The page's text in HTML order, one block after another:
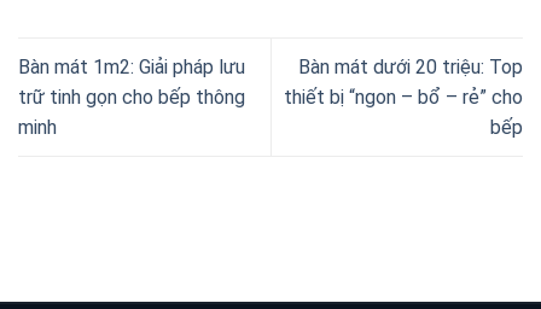
Bàn mát 1m2: Giải pháp lưu
trữ tinh gọn cho bếp thông
minh
Bàn mát dưới 20 triệu: Top
thiết bị “ngon – bổ – rẻ” cho
bếp